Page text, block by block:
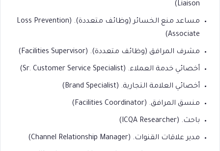
Liaison)
مساعد منع الخسائر (وظائف متعددة). (Loss Prevention
Associate)
مشرف المرافق (وظائف متعددة). (Facilities Supervisor)
أخصائي خدمة العملاء. (Sr. Customer Service Specialist)
أخصائي العلامة التجارية. (Brand Specialist)
منسق المرافق. (Facilities Coordinator)
باحث. (ICQA Researcher)
مدير علاقات القنوات. (Channel Relationship Manager)